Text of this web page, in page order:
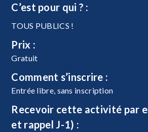
C’est pour qui ? :
TOUS PUBLICS !
Prix :
Gratuit
Comment s’inscrire :
Entrée libre, sans inscription
Recevoir cette activité par
et rappel J-1) :